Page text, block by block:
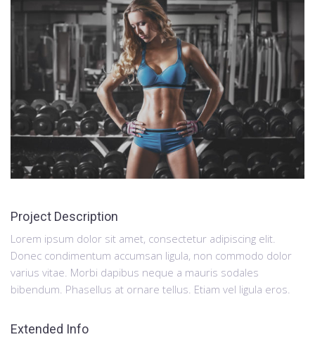
Project Description
Lorem ipsum dolor sit amet, consectetur adipiscing elit.
Donec condimentum accumsan ligula, non commodo dolor
varius vitae. Morbi dapibus neque a mauris sodales
bibendum. Phasellus at ornare tellus. Etiam vel ligula eros.
Extended Info